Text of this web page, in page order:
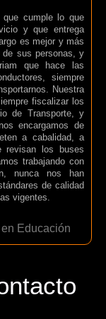
que cumple lo que
y que entrega
es mejor y más
de sus personas, y
que hace las
siempre
Nuestra
fiscalizar los
de Transporte, y
encargamos de
a cabalidad, a
revisan los buses
trabajando con
nunca nos han
de calidad
vigentes.
Educación